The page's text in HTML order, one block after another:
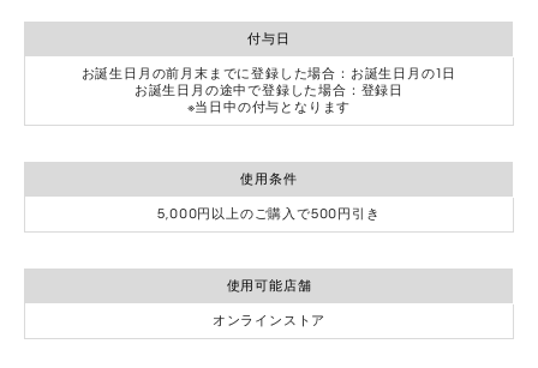
付与日
お誕生日月の前月末までに登録した場合：お誕生日月の1日
お誕生日月の途中で登録した場合：登録日
※当日中の付与となります
使用条件
5,000円以上のご購入で500円引き
使用可能店舗
オンラインストア